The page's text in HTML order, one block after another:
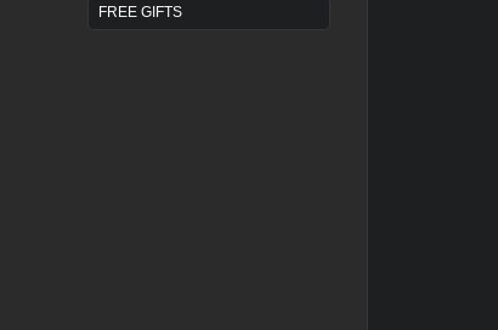
FREE GIFTS